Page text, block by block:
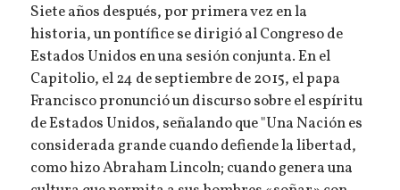
Siete años después, por primera vez en la
historia, un pontífice se dirigió al Congreso de
Estados Unidos en una sesión conjunta. En el
Capitolio, el 24 de septiembre de 2015, el papa
Francisco pronunció un discurso sobre el espíritu
de Estados Unidos, señalando que "Una Nación es
considerada grande cuando defiende la libertad,
como hizo Abraham Lincoln; cuando genera una